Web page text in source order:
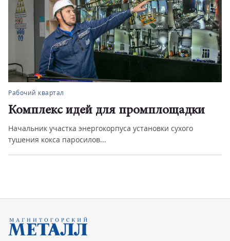
Рабочий квартал
Комплекс идей для промплощадки
Начальник участка энергокорпуса установки сухого
тушения кокса паросилов...